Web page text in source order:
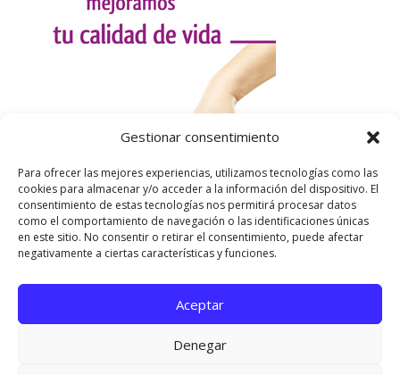
Gestionar consentimiento
Para ofrecer las mejores experiencias, utilizamos tecnologías como las
cookies para almacenar y/o acceder a la información del dispositivo. El
consentimiento de estas tecnologías nos permitirá procesar datos
como el comportamiento de navegación o las identificaciones únicas
en este sitio. No consentir o retirar el consentimiento, puede afectar
negativamente a ciertas características y funciones.
Aceptar
Denegar
Utilizamos cookies para ofrecerte la mejor experiencia en
Puedes aprender más sobre qué cookies utilizamos o